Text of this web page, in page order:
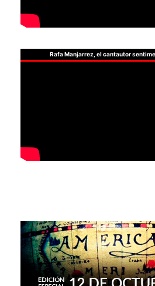
Rafa Manjarrez, el cantautor